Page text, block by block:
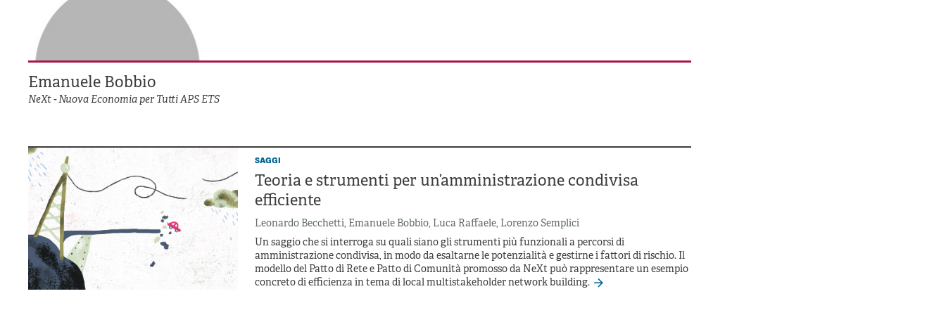
Emanuele Bobbio
NeXt - Nuova Economia per Tutti APS ETS
saggi
Teoria e strumenti per un’amministrazione condivisa
efficiente
Leonardo Becchetti, Emanuele Bobbio, Luca Raffaele, Lorenzo Semplici
Un saggio che si interroga su quali siano gli strumenti più funzionali a percorsi di
amministrazione condivisa, in modo da esaltarne le potenzialità e gestirne i fattori di rischio. Il
modello del Patto di Rete e Patto di Comunità promosso da NeXt può rappresentare un esempio
concreto di efficienza in tema di local multistakeholder network building.